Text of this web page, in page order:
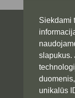
Siekdami
slapukus.
unikalūs